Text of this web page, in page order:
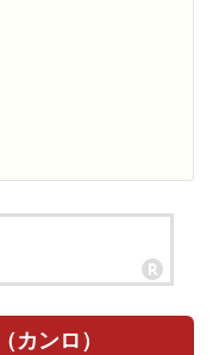
カンロ）